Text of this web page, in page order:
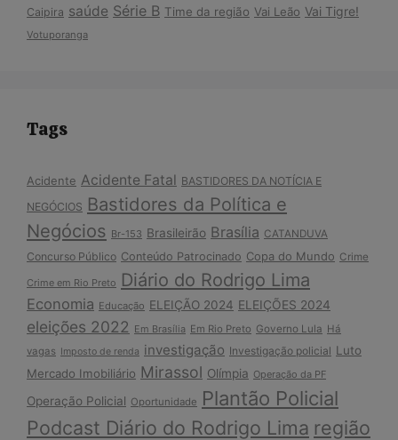
Caipira saúde Série B Time da região Vai Leão Vai Tigre!
Votuporanga
Tags
Acidente Acidente Fatal BASTIDORES DA NOTÍCIA E
NEGÓCIOS Bastidores da Política e
Negócios Br-153 Brasileirão Brasília CATANDUVA
Concurso Público Conteúdo Patrocinado Copa do Mundo Crime
Crime em Rio Preto Diário do Rodrigo Lima
Economia Educação ELEIÇÃO 2024 ELEIÇÕES 2024
eleições 2022 Em Brasília Em Rio Preto Governo Lula Há
vagas Imposto de renda investigação Investigação policial Luto
Mercado Imobiliário Mirassol Olímpia Operação da PF
Operação Policial Oportunidade Plantão Policial
Podcast Diário do Rodrigo Lima região